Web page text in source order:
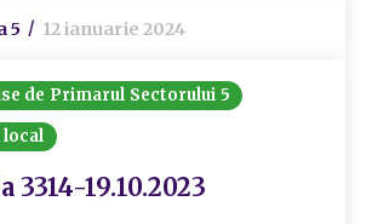
5 12 ianuarie 2024
de Primarul Sectorului 5
19.10.2023